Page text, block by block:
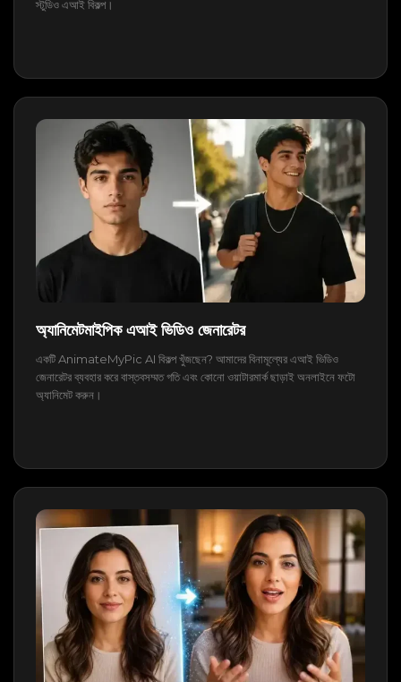
স্টুডিও এআই বিকল্প।
অ্যানিমেটমাইপিক এআই ভিডিও জেনারেটর
একটি AnimateMyPic AI বিকল্প খুঁজছেন? আমাদের বিনামূল্যের এআই ভিডিও
জেনারেটর ব্যবহার করে বাস্তবসম্মত গতি এবং কোনো ওয়াটারমার্ক ছাড়াই অনলাইনে ফটো
অ্যানিমেট করুন।